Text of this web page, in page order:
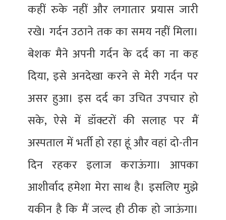
कहीं रुके नहीं और लगातार प्रयास जारी
रखे। गर्दन उठाने तक का समय नहीं मिला।
बेशक मैने अपनी गर्दन के दर्द का ना कह
दिया, इसे अनदेखा करने से मेरी गर्दन पर
असर हुआ। इस दर्द का उचित उपचार हो
सके, ऐसे में डॉक्टरों की सलाह पर मैं
अस्पताल में भर्ती हो रहा हूं और वहां दो-तीन
दिन रहकर इलाज कराऊंगा। आपका
आशीर्वाद हमेशा मेरा साथ है। इसलिए मुझे
यकीन है कि मैं जल्द ही ठीक हो जाऊंगा।